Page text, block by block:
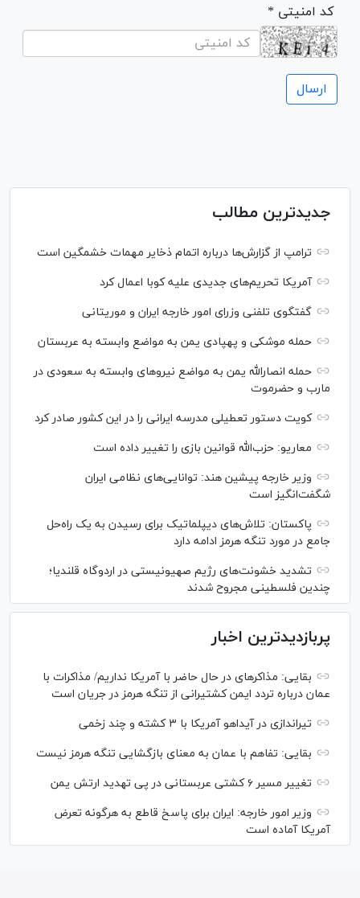
* کد امنیتی
جدیدترین مطالب
ترامپ از گزارش‌ها درباره اتمام ذخایر مهمات خشمگین است
آمریکا تحریم‌های جدیدی علیه کوبا اعمال کرد
گفتگوی تلفنی وزرای امور خارجه ایران و موریتانی
حمله موشکی و پهپادی یمن به مواضع وابسته به عربستان
حمله انصارالله یمن به مواضع نیرو‌های وابسته به سعودی در
مارب و حضرموت
کویت دستور تعطیلی مدرسه ایرانی را در این کشور صادر کرد
معاریو: حزب‌الله قوانین بازی را تغییر داده است
وزیر خارجه پیشین هند: توانایی‌های نظامی ایران
شگفت‌انگیز است
پاکستان: تلاش‌های دیپلماتیک برای رسیدن به یک راه‌حل
جامع در مورد تنگه هرمز ادامه دارد
تشدید خشونت‌های رژیم صهیونیستی در اردوگاه قلندیا؛
چندین فلسطینی مجروح شدند
پربازدیدترین اخبار
بقایی: مذاکره‎ای در حال حاضر با آمریکا نداریم/ مذاکرات با
عمان درباره تردد ایمن کشتیرانی از تنگه هرمز در جریان است
تیراندازی در آیداهو آمریکا با ۳ کشته و چند زخمی
بقایی: تفاهم با عمان به معنای بازگشایی تنگه هرمز نیست
تغییر مسیر ۶ کشتی عربستانی در پی تهدید ارتش یمن
وزیر امور خارجه: ایران برای پاسخ قاطع به هرگونه تعرض
آمریکا آماده است